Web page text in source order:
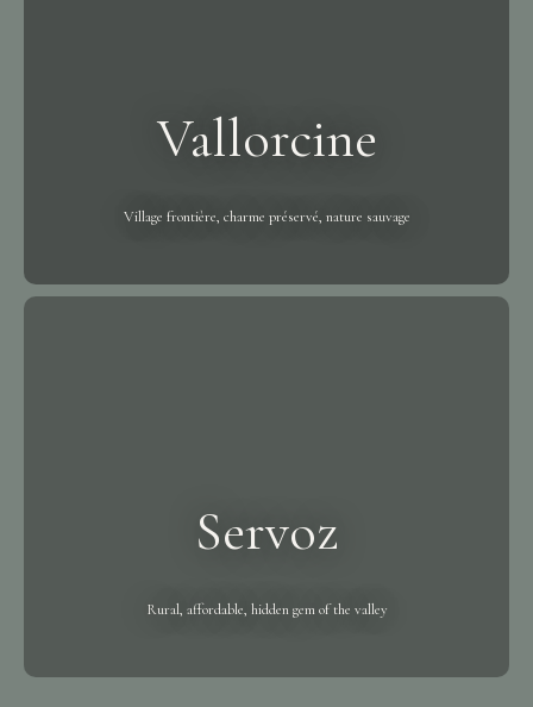
Vallorcine
Village frontière, charme préservé, nature sauvage
Servoz
Rural, affordable, hidden gem of the valley